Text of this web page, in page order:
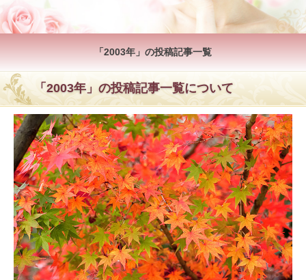
「2003年」の投稿記事一覧
「2003年」の投稿記事一覧について